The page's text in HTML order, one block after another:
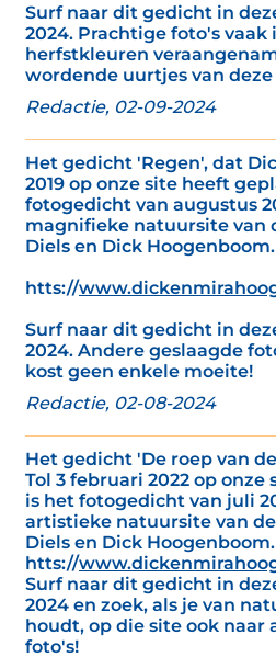
Surf naar dit gedicht in
2024. Prachtige foto's vaak
herfstkleuren
wordende uurtjes van
Redactie, 02-09-2024
Het gedicht 'Regen', dat
2019 op onze site heeft
fotogedicht van augustus
magnifieke natuursite van
Diels en Dick Hoogenboom.
htts://
Surf naar dit gedicht in
2024. Andere geslaagde
kost geen enkele moeite!
Redactie, 02-08-2024
Het gedicht 'De roep van
Tol 3 februari 2022 op
is het fotogedicht van juli
artistieke natuursite van
Diels en Dick Hoogenboom.
htts://
Surf naar dit gedicht in
2024 en zoek, als je van
houdt, op die site ook naar
foto's!